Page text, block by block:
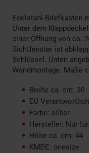
Edelstahl-Briefkasten
Unter dem
einer Öffnung von ca.
Sichtfenster ist
Schlüssel. Unten
Wandmontage. Maße
Breite ca. cm: 30
EU
Farbe: silber
Hersteller: Nur
Höhe ca. cm: 44
KMDE: onesize